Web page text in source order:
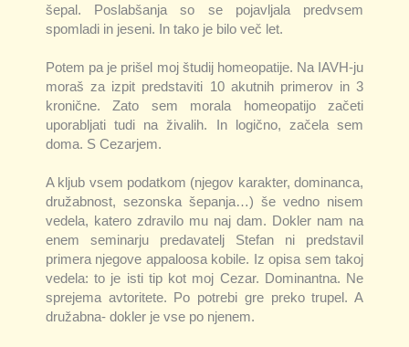
šepal. Poslabšanja so se pojavljala predvsem
spomladi in jeseni. In tako je bilo več let.
Potem pa je prišel moj študij homeopatije. Na IAVH-ju
moraš za izpit predstaviti 10 akutnih primerov in 3
kronične. Zato sem morala homeopatijo začeti
uporabljati tudi na živalih. In logično, začela sem
doma. S Cezarjem.
A kljub vsem podatkom (njegov karakter, dominanca,
družabnost, sezonska šepanja…) še vedno nisem
vedela, katero zdravilo mu naj dam. Dokler nam na
enem seminarju predavatelj Stefan ni predstavil
primera njegove appaloosa kobile. Iz opisa sem takoj
vedela: to je isti tip kot moj Cezar. Dominantna. Ne
sprejema avtoritete. Po potrebi gre preko trupel. A
družabna- dokler je vse po njenem.